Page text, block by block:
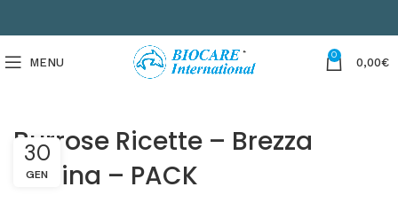
MENU
0
0,00€
Burrose Ricette – Brezza
Marina – PACK
30
GEN